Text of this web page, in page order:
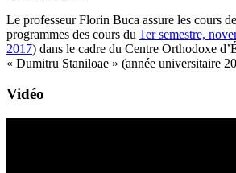
Le professeur Florin Buca assure les cours de
programmes des cours du 1er semestre,
2017) dans le cadre du Centre Orthodoxe
« Dumitru Staniloae » (année universitaire
Vidéo